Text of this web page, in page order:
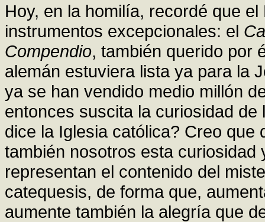
Hoy, en la homilía, recordé que
instrumentos excepcionales: el
Compendio, también querido por
alemán estuviera lista ya para la
ya se han vendido medio millón
entonces suscita la curiosidad
dice la Iglesia católica? Creo
también nosotros esta
representan el contenido del
catequesis, de forma que,
aumente también la alegría que